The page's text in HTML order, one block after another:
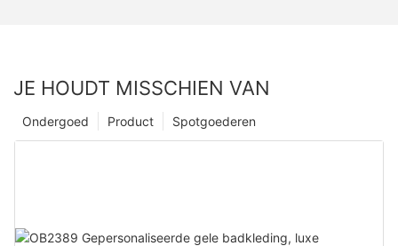
JE HOUDT MISSCHIEN VAN
Spotgoederen
Product
Ondergoed